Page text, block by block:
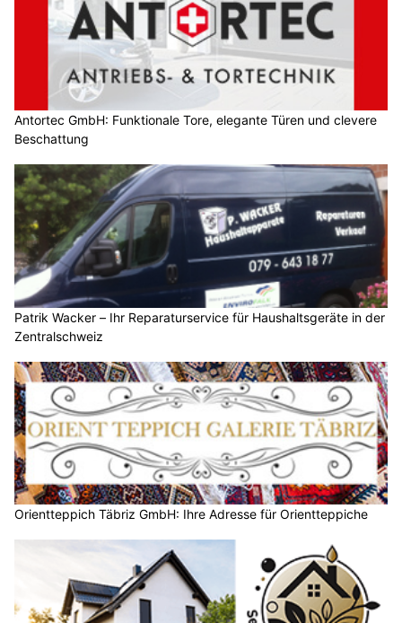
Antortec GmbH: Funktionale Tore, elegante Türen und clevere
Beschattung
Patrik Wacker – Ihr Reparaturservice für Haushaltsgeräte in der
Zentralschweiz
Orientteppich Täbriz GmbH: Ihre Adresse für Orientteppiche